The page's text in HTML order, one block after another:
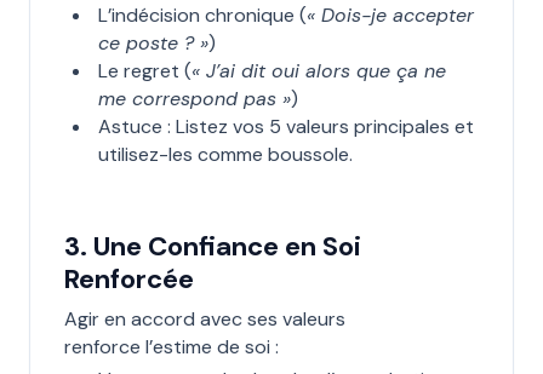
L’indécision chronique (« Dois-je accepter
ce poste ? »)
Le regret (« J’ai dit oui alors que ça ne
me correspond pas »)
Astuce : Listez vos 5 valeurs principales et
utilisez-les comme boussole.
3. Une Confiance en Soi
Renforcée
Agir en accord avec ses valeurs
renforce l’estime de soi :